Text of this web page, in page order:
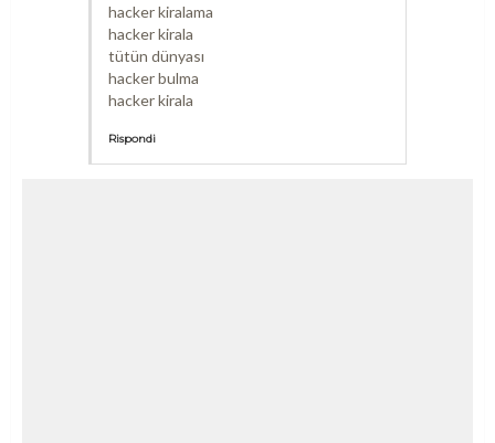
hacker kiralama
hacker kirala
tütün dünyası
hacker bulma
hacker kirala
Rispondi